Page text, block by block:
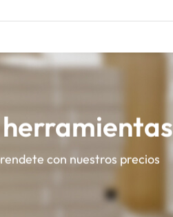
herramientas
con nuestros precios